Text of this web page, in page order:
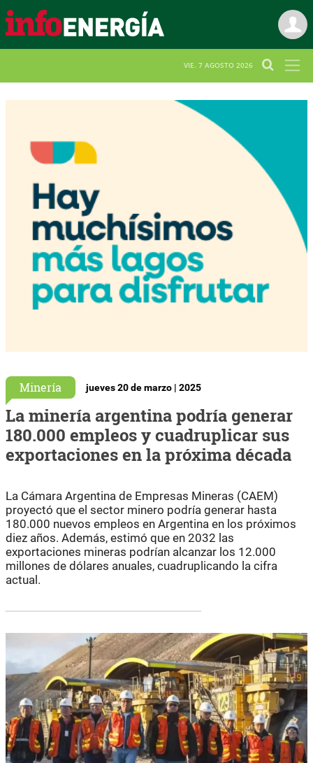
VIE. 7 AGOSTO 2026
Minería jueves 20 de marzo | 2025
La minería argentina podría generar
180.000 empleos y cuadruplicar sus
exportaciones en la próxima década
La Cámara Argentina de Empresas Mineras (CAEM)
proyectó que el sector minero podría generar hasta
180.000 nuevos empleos en Argentina en los próximos
diez años. Además, estimó que en 2032 las
exportaciones mineras podrían alcanzar los 12.000
millones de dólares anuales, cuadruplicando la cifra
actual.